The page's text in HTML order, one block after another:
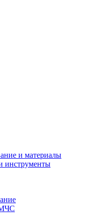
и материалы
инструменты